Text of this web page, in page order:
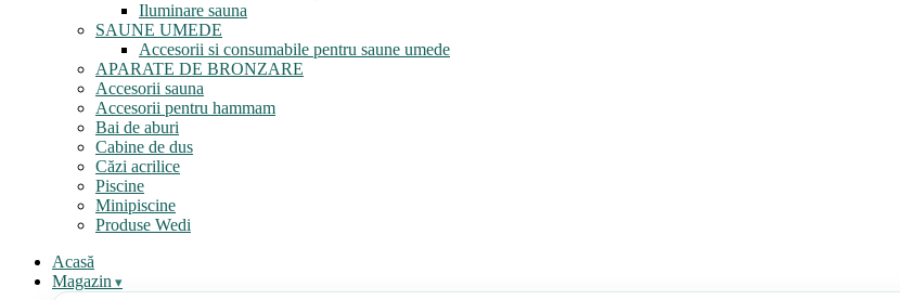
Iluminare sauna
SAUNE UMEDE
Accesorii si consumabile pentru saune umede
APARATE DE BRONZARE
Accesorii sauna
Accesorii pentru hammam
Bai de aburi
Cabine de dus
Căzi acrilice
Piscine
Minipiscine
Produse Wedi
Acasă
Magazin